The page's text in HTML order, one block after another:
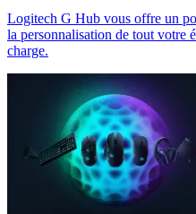
Logitech G Hub vous offre un
la personnalisation de tout votre
charge.